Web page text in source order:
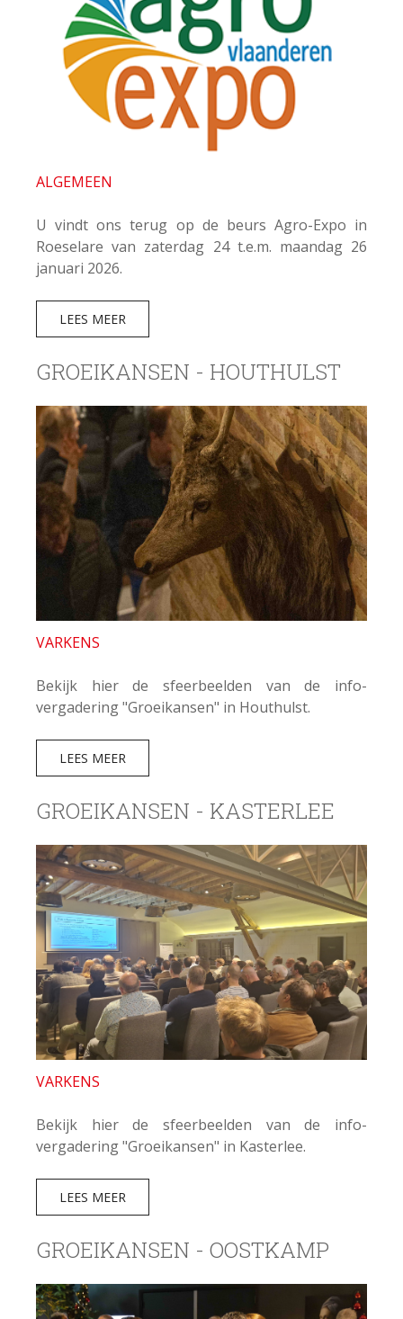
ALGEMEEN
U vindt ons terug op de beurs Agro-Expo in
Roeselare van zaterdag 24 t.e.m. maandag 26
januari 2026.
LEES MEER
GROEIKANSEN - HOUTHULST
VARKENS
Bekijk hier de sfeerbeelden van de info-
vergadering "Groeikansen" in Houthulst.
LEES MEER
GROEIKANSEN - KASTERLEE
VARKENS
Bekijk hier de sfeerbeelden van de info-
vergadering "Groeikansen" in Kasterlee.
LEES MEER
GROEIKANSEN - OOSTKAMP